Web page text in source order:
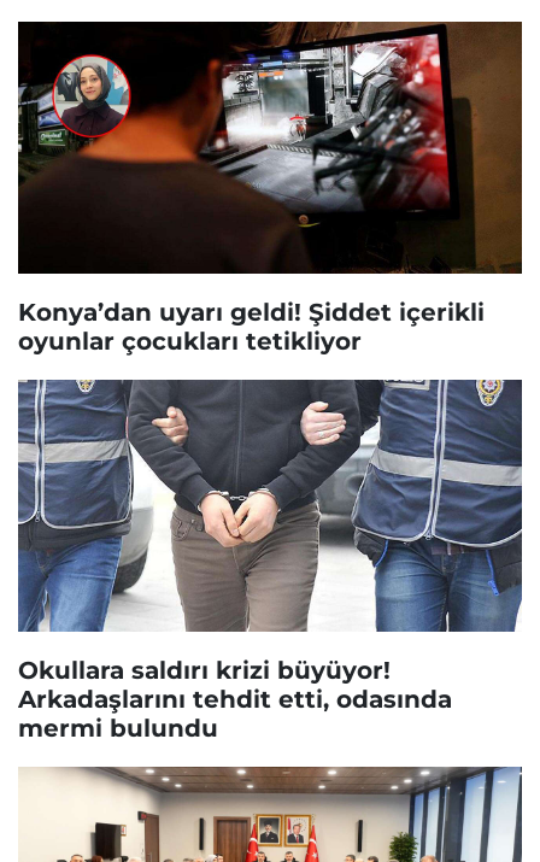
Konya’dan uyarı geldi! Şiddet içerikli
oyunlar çocukları tetikliyor
Okullara saldırı krizi büyüyor!
Arkadaşlarını tehdit etti, odasında
mermi bulundu